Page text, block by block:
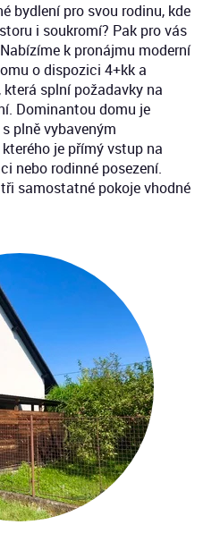
bydlení pro svou rodinu, kde
i soukromí? Pak pro vás
k pronájmu moderní
o dispozici 4+kk a
která splní požadavky na
Dominantou domu je
plně vybaveným
je přímý vstup na
nebo rodinné posezení.
samostatné pokoje vhodné